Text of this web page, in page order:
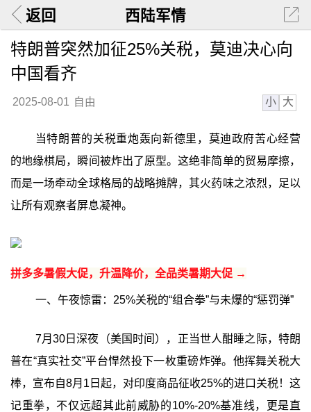
返回 西陆军情
特朗普突然加征25%关税，莫迪决心向
中国看齐
2025-08-01 自由 小 大
当特朗普的关税重炮轰向新德里，莫迪政府苦心经营
的地缘棋局，瞬间被炸出了原型。这绝非简单的贸易摩擦，
而是一场牵动全球格局的战略摊牌，其火药味之浓烈，足以
让所有观察者屏息凝神。
拼多多暑假大促，升温降价，全品类暑期大促 →
一、午夜惊雷：25%关税的“组合拳”与未爆的“惩罚弹”
7月30日深夜（美国时间），正当世人酣睡之际，特朗
普在“真实社交”平台悍然投下一枚重磅炸弹。他挥舞关税大
棒，宣布自8月1日起，对印度商品征收25%的进口关税！这
记重拳，不仅远超其此前威胁的10%-20%基准线，更是直